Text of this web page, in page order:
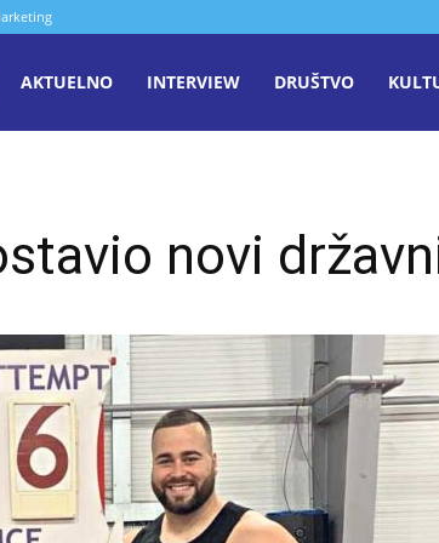
AKTUELNO INTERVIEW DRUŠTVO
novi